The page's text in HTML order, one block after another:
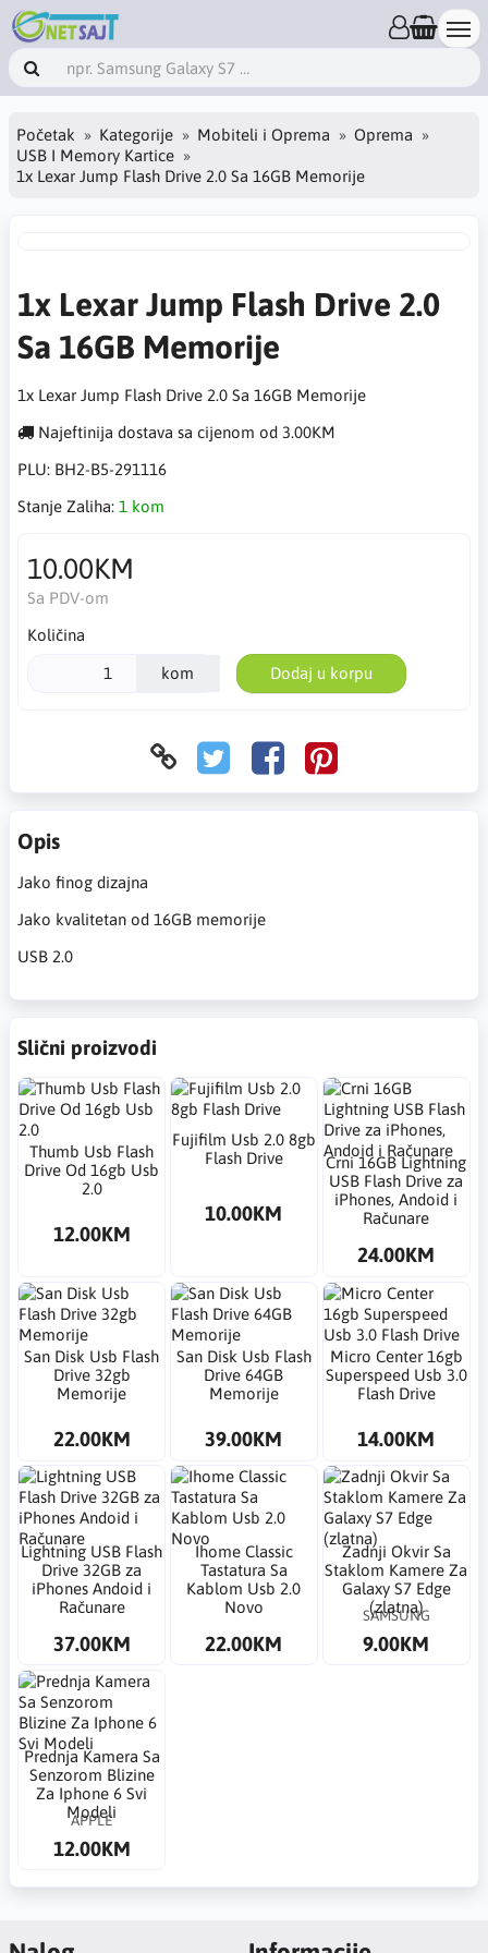
Početak Kategorije Mobiteli i Oprema
Oprema
USB I Memory Kartice
1x Lexar Jump Flash Drive 2.0 Sa 16GB Memorije
1x Lexar Jump Flash Drive 2.0
Sa 16GB Memorije
1x Lexar Jump Flash Drive 2.0 Sa 16GB Memorije
Najeftinija dostava sa cijenom od 3.00KM
PLU: BH2-B5-291116
Stanje Zaliha: 1 kom
10.00KM
Sa PDV-om
Količina
kom Dodaj u korpu
Opis
Jako finog dizajna
Jako kvalitetan od 16GB memorije
USB 2.0
Slični proizvodi
Thumb Usb Flash
Drive Od 16gb Usb
2.0
12.00KM
Fujifilm Usb 2.0 8gb
Flash Drive
10.00KM
Crni 16GB Lightning
USB Flash Drive za
iPhones, Andoid i
Računare
24.00KM
San Disk Usb Flash
Drive 32gb
Memorije
22.00KM
San Disk Usb Flash
Drive 64GB
Memorije
39.00KM
Micro Center 16gb
Superspeed Usb 3.0
Flash Drive
14.00KM
Lightning USB Flash
Drive 32GB za
iPhones Andoid i
Računare
37.00KM
Ihome Classic
Tastatura Sa
Kablom Usb 2.0
Novo
22.00KM
Zadnji Okvir Sa
Staklom Kamere Za
Galaxy S7 Edge
(zlatna)
SAMSUNG
9.00KM
Prednja Kamera Sa
Senzorom Blizine
Za Iphone 6 Svi
Modeli
APPLE
12.00KM